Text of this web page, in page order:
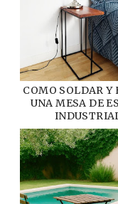
COMO SOLDAR Y
UNA MESA DE